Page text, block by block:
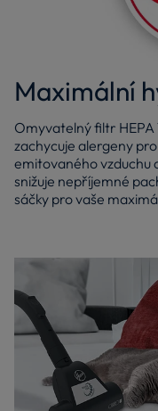
Maximální
Omyvatelný filtr HEPA
zachycuje alergeny
emitovaného vzduchu
snižuje nepříjemné
sáčky pro vaše